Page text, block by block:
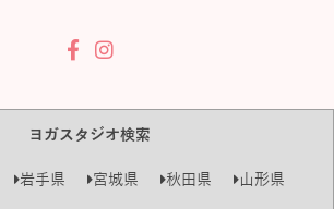
ヨガスタジオ検索
岩手県 宮城県 秋田県
山形県